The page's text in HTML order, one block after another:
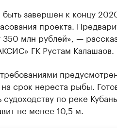
завершен к концу
проекта.
350 млн рублей», —
ГК Рустам Калашаов.
срок нереста рыбы.
по реке
не менее 10,5 м.